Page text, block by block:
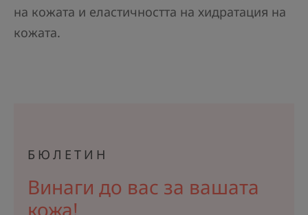
на кожата и еластичността на хидратация на
кожата.
БЮЛЕТИН
Винаги до вас за вашата
кожа!